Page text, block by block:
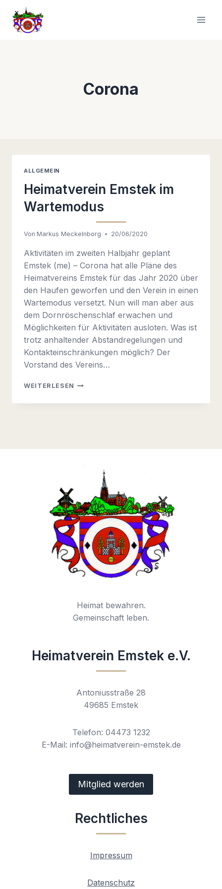
Inhalt
springen
Corona
ALLGEMEIN
Heimatverein Emstek im
Wartemodus
Von Markus Meckelnborg 20/06/2020
Aktivitäten im zweiten Halbjahr geplant
Emstek (me) – Corona hat alle Pläne des
Heimatvereins Emstek für das Jahr 2020 über
den Haufen geworfen und den Verein in einen
Wartemodus versetzt. Nun will man aber aus
dem Dornröschenschlaf erwachen und
Möglichkeiten für Aktivitäten ausloten. Was ist
trotz anhaltender Abstandregelungen und
Kontakteinschränkungen möglich? Der
Vorstand des Vereins…
WEITERLESEN HEIMATVEREIN
IM
Heimat bewahren.
Gemeinschaft leben.
Heimatverein Emstek e.V.
Antoniusstraße 28
49685 Emstek
Telefon: 04473 1232
E-Mail: info@heimatverein-emstek.de
Mitglied werden
Rechtliches
Impressum
Datenschutz